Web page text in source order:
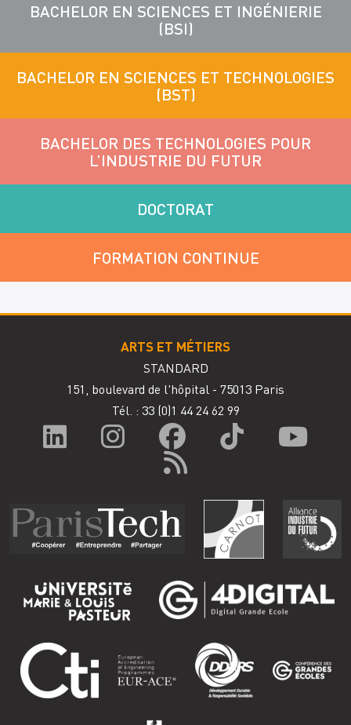
BACHELOR EN SCIENCES ET INGÉNIERIE
(BSI)
BACHELOR EN SCIENCES ET TECHNOLOGIES
(BST)
BACHELOR DES TECHNOLOGIES POUR
L’INDUSTRIE DU FUTUR
DOCTORAT
FORMATION CONTINUE
ARTS ET MÉTIERS
STANDARD
151, boulevard de l'hôpital - 75013 Paris
Tél. : 33 (0)1 44 24 62 99